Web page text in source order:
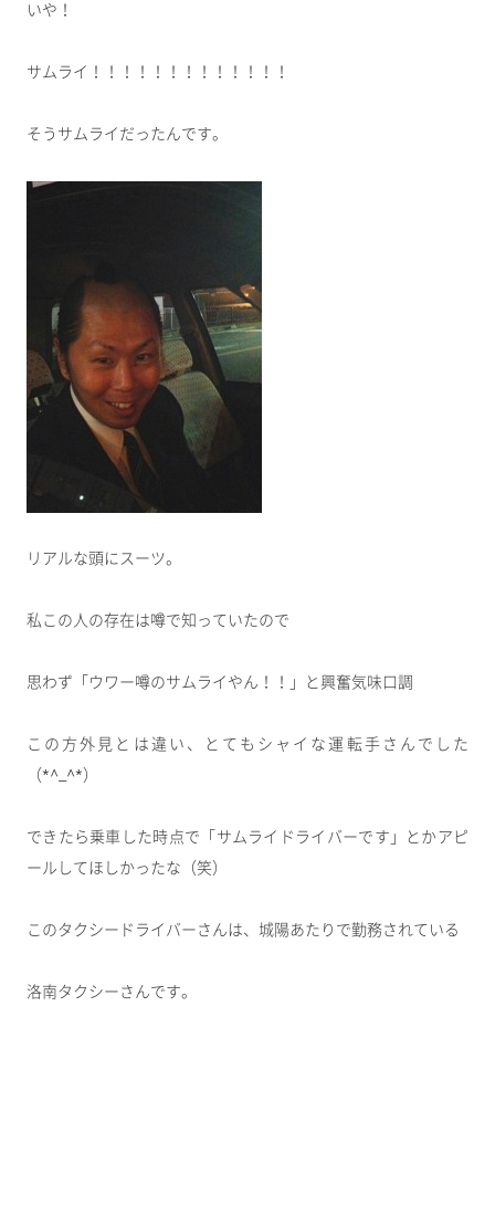
いや！
サムライ！！！！！！！！！！！！！
そうサムライだったんです。
リアルな頭にスーツ。
私この人の存在は噂で知っていたので
思わず「ウワー噂のサムライやん！！」と興奮気味口調
この方外見とは違い、とてもシャイな運転手さんでした
（*^_^*）
できたら乗車した時点で「サムライドライバーです」とかアピ
ールしてほしかったな（笑）
このタクシードライバーさんは、城陽あたりで勤務されている
洛南タクシーさんです。